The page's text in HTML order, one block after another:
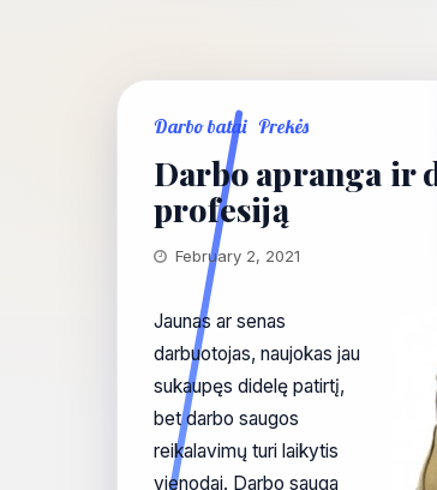
Darbo batai Prekės
Darbo apranga ir
profesiją
February 2, 2021
Jaunas ar senas
darbuotojas, naujokas jau
sukaupęs didelę patirtį,
bet darbo saugos
reikalavimų turi laikytis
vienodai. Darbo sauga